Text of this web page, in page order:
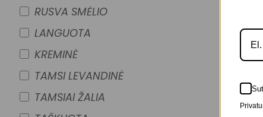
RUSVA SMĖLIO
LANGUOTA
KREMINĖ
TAMSI LEVANDINĖ
TAMSIAI ŽALIA